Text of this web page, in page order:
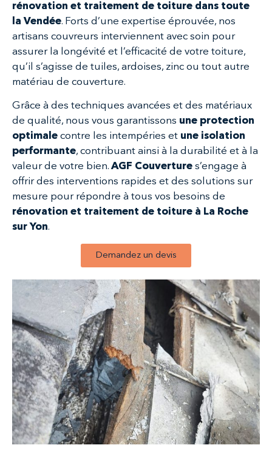
rénovation et traitement de toiture dans toute
la Vendée. Forts d’une expertise éprouvée, nos
artisans couvreurs interviennent avec soin pour
assurer la longévité et l’efficacité de votre toiture,
qu’il s’agisse de tuiles, ardoises, zinc ou tout autre
matériau de couverture.
Grâce à des techniques avancées et des matériaux
de qualité, nous vous garantissons une protection
optimale contre les intempéries et une isolation
performante, contribuant ainsi à la durabilité et à la
valeur de votre bien. AGF Couverture s’engage à
offrir des interventions rapides et des solutions sur
mesure pour répondre à tous vos besoins de
rénovation et traitement de toiture à La Roche
sur Yon.
Demandez un devis